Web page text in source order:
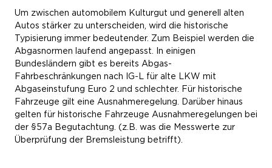
Um zwischen automobilem Kulturgut und generell alten
Autos stärker zu unterscheiden, wird die historische
Typisierung immer bedeutender. Zum Beispiel werden die
Abgasnormen laufend angepasst. In einigen
Bundesländern gibt es bereits Abgas-
Fahrbeschränkungen nach IG-L für alte LKW mit
Abgaseinstufung Euro 2 und schlechter. Für historische
Fahrzeuge gilt eine Ausnahmeregelung. Darüber hinaus
gelten für historische Fahrzeuge Ausnahmeregelungen bei
der §57a Begutachtung. (z.B. was die Messwerte zur
Überprüfung der Bremsleistung betrifft).